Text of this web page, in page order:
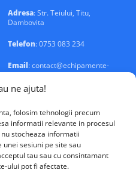
ne ajuta!
folosim tehnologii precum
informatii relevante in procesul
stocheaza informatii
sesiuni pe site sau
tau sau cu consintamant
ului pot fi afectate.
Adresa: Str. Teiului, Titu,
Dambovita
Telefon: 0753 083 234
Email: contact@echipamente-
electrice.ro
© 2026